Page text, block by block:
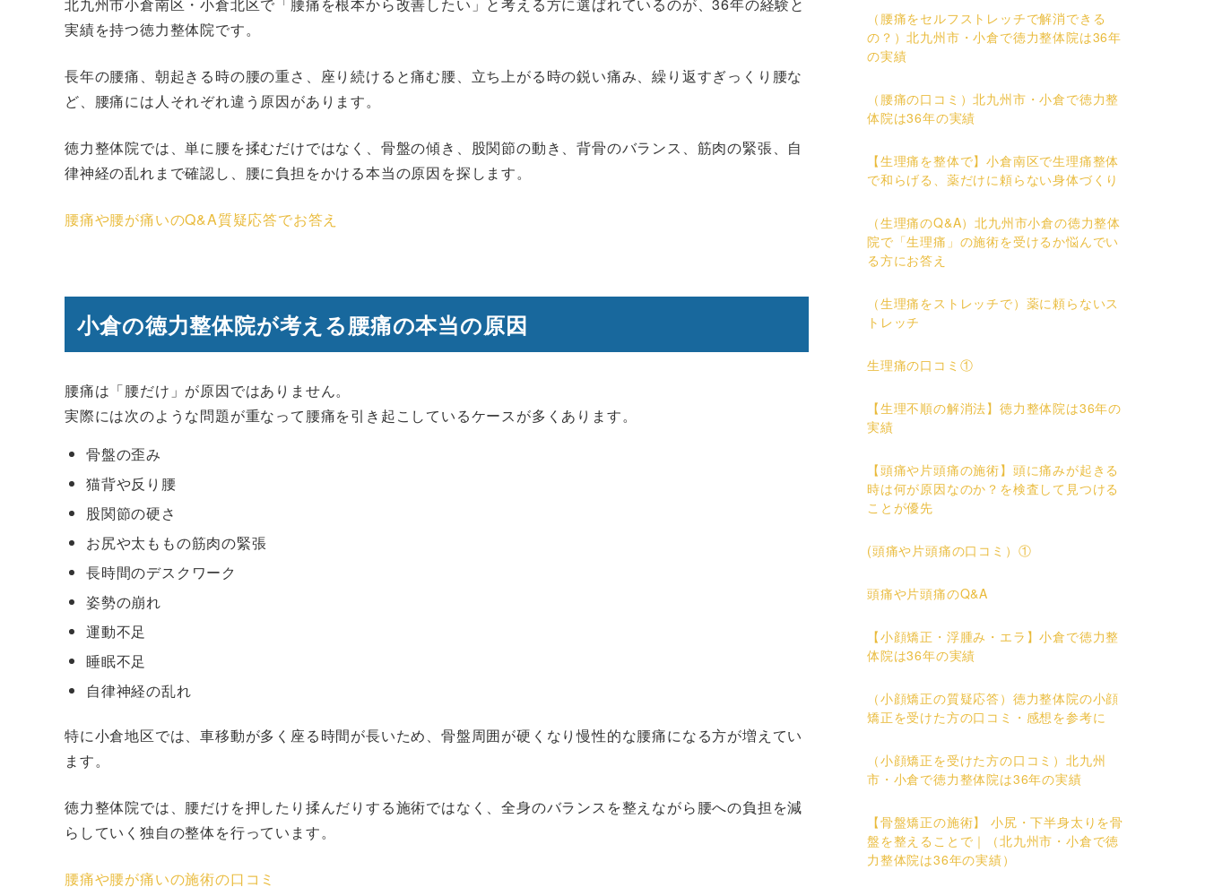
北九州市小倉南区・小倉北区で「腰痛を根本から改善したい」と考える方に選ばれているのが、36年の経験と
実績を持つ徳力整体院です。
長年の腰痛、朝起きる時の腰の重さ、座り続けると痛む腰、立ち上がる時の鋭い痛み、繰り返すぎっくり腰な
ど、腰痛には人それぞれ違う原因があります。
徳力整体院では、単に腰を揉むだけではなく、骨盤の傾き、股関節の動き、背骨のバランス、筋肉の緊張、自
律神経の乱れまで確認し、腰に負担をかける本当の原因を探します。
腰痛や腰が痛いのQ&A質疑応答でお答え
小倉の徳力整体院が考える腰痛の本当の原因
腰痛は「腰だけ」が原因ではありません。
実際には次のような問題が重なって腰痛を引き起こしているケースが多くあります。
骨盤の歪み
猫背や反り腰
股関節の硬さ
お尻や太ももの筋肉の緊張
長時間のデスクワーク
姿勢の崩れ
運動不足
睡眠不足
自律神経の乱れ
特に小倉地区では、車移動が多く座る時間が長いため、骨盤周囲が硬くなり慢性的な腰痛になる方が増えてい
ます。
徳力整体院では、腰だけを押したり揉んだりする施術ではなく、全身のバランスを整えながら腰への負担を減
らしていく独自の整体を行っています。
腰痛や腰が痛いの施術の口コミ
（腰痛をセルフストレッチで解消できる
の？）北九州市・小倉で徳力整体院は36年
の実績
（腰痛の口コミ）北九州市・小倉で徳力整
体院は36年の実績
【生理痛を整体で】小倉南区で生理痛整体
で和らげる、薬だけに頼らない身体づくり
（生理痛のQ&A）北九州市小倉の徳力整体
院で「生理痛」の施術を受けるか悩んでい
る方にお答え
（生理痛をストレッチで）薬に頼らないス
トレッチ
生理痛の口コミ①
【生理不順の解消法】徳力整体院は36年の
実績
【頭痛や片頭痛の施術】頭に痛みが起きる
時は何が原因なのか？を検査して見つける
ことが優先
(頭痛や片頭痛の口コミ）①
頭痛や片頭痛のQ&A
【小顔矯正・浮腫み・エラ】小倉で徳力整
体院は36年の実績
（小顔矯正の質疑応答）徳力整体院の小顔
矯正を受けた方の口コミ・感想を参考に
（小顔矯正を受けた方の口コミ）北九州
市・小倉で徳力整体院は36年の実績
【骨盤矯正の施術】 小尻・下半身太りを骨
盤を整えることで｜（北九州市・小倉で徳
力整体院は36年の実績）